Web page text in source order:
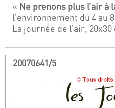
« Ne prenons plus l’air à
l’environnement du 4 au
La journée de l’air,
20070641/5